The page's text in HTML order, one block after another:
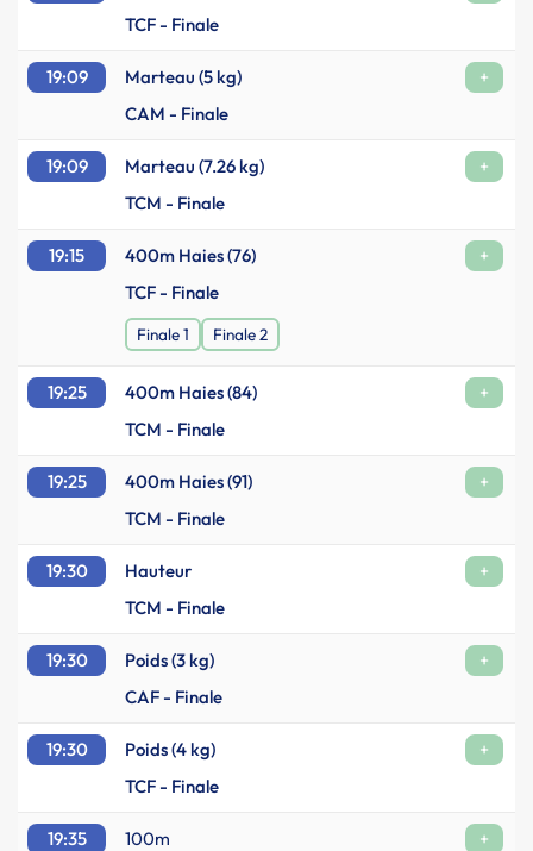
TCF - Finale
19:09 Marteau (5 kg)
+
CAM - Finale
19:09 Marteau (7.26 kg)
+
TCM - Finale
19:15 400m Haies (76)
+
TCF - Finale
Finale 1 Finale 2
19:25 400m Haies (84)
+
TCM - Finale
19:25 400m Haies (91)
+
TCM - Finale
19:30 Hauteur
+
TCM - Finale
19:30 Poids (3 kg)
+
CAF - Finale
19:30 Poids (4 kg)
+
TCF - Finale
19:35 100m
+